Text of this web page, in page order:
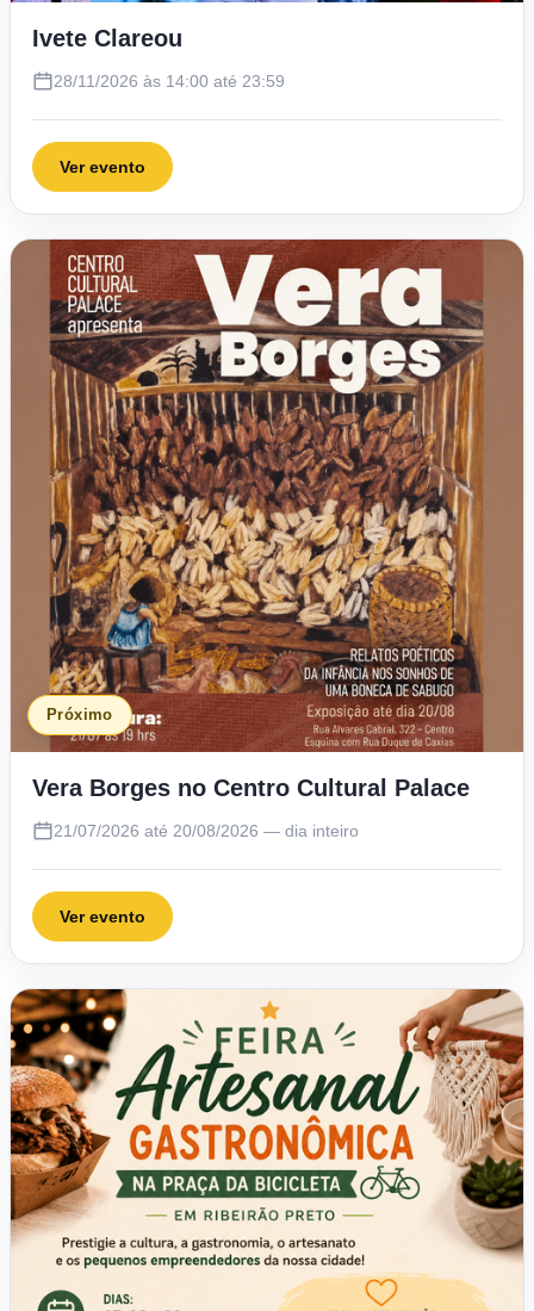
Ivete Clareou
28/11/2026 às 14:00 até 23:59
Ver evento
Próximo
Vera Borges no Centro Cultural Palace
21/07/2026 até 20/08/2026 — dia inteiro
Ver evento